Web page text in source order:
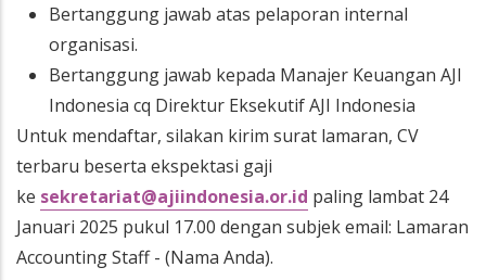
Bertanggung jawab atas pelaporan internal
organisasi.
Bertanggung jawab kepada Manajer Keuangan AJI
Indonesia cq Direktur Eksekutif AJI Indonesia
Untuk mendaftar, silakan kirim surat lamaran, CV
terbaru beserta ekspektasi gaji
ke sekretariat@ajiindonesia.or.id paling lambat 24
Januari 2025 pukul 17.00 dengan subjek email: Lamaran
Accounting Staff - (Nama Anda).